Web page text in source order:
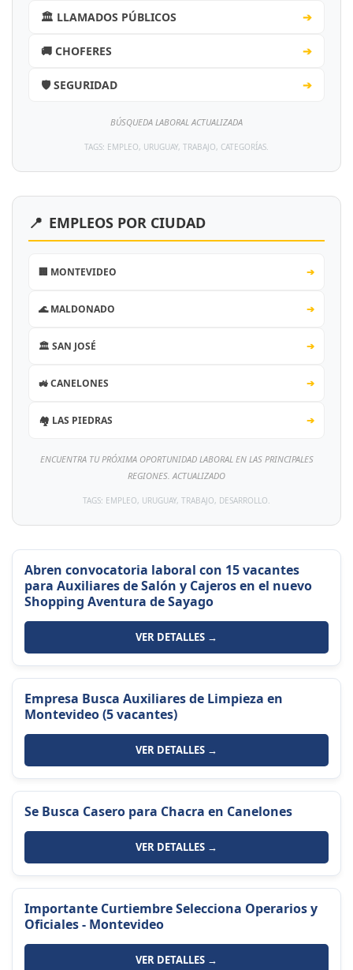
🏛️ LLAMADOS PÚBLICOS ➔
🚚 CHOFERES ➔
🛡️ SEGURIDAD ➔
BÚSQUEDA LABORAL ACTUALIZADA
TAGS: EMPLEO, URUGUAY, TRABAJO, CATEGORÍAS.
📍 EMPLEOS POR CIUDAD
🏢 MONTEVIDEO ➔
🌊 MALDONADO ➔
🏛️ SAN JOSÉ ➔
🚜 CANELONES ➔
🏘️ LAS PIEDRAS ➔
ENCUENTRA TU PRÓXIMA OPORTUNIDAD LABORAL EN LAS PRINCIPALES
REGIONES. ACTUALIZADO
TAGS: EMPLEO, URUGUAY, TRABAJO, DESARROLLO.
Abren convocatoria laboral con 15 vacantes
para Auxiliares de Salón y Cajeros en el nuevo
Shopping Aventura de Sayago
VER DETALLES →
Empresa Busca Auxiliares de Limpieza en
Montevideo (5 vacantes)
VER DETALLES →
Se Busca Casero para Chacra en Canelones
VER DETALLES →
Importante Curtiembre Selecciona Operarios y
Oficiales - Montevideo
VER DETALLES →